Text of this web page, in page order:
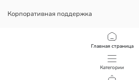
Главная страница
Категории
Корпоративная поддержка
Политика Конфиденциальности